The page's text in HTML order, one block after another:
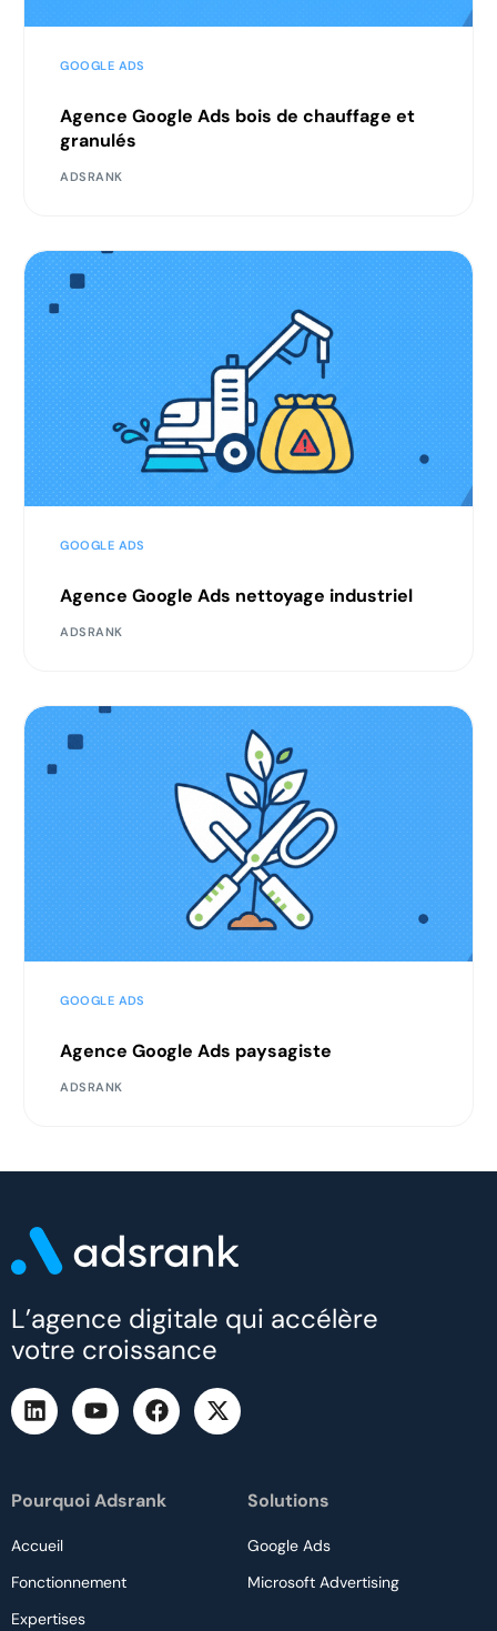
GOOGLE ADS
Agence Google Ads bois de chauffage et
granulés
ADSRANK
GOOGLE ADS
Agence Google Ads nettoyage industriel
ADSRANK
GOOGLE ADS
Agence Google Ads paysagiste
ADSRANK
L’agence digitale qui accélère
votre croissance
Pourquoi Adsrank
Accueil
Fonctionnement
Expertises
Solutions
Google Ads
Microsoft Advertising